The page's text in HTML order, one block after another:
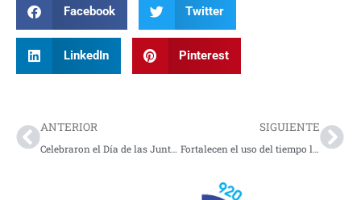
Facebook Twitter
LinkedIn Pinterest
ANTERIOR
Celebraron el Día de las Juntas de Acción Comunal en Puerto Asís
SIGUIENTE
Fortalecen el uso del tiempo libre en Orito